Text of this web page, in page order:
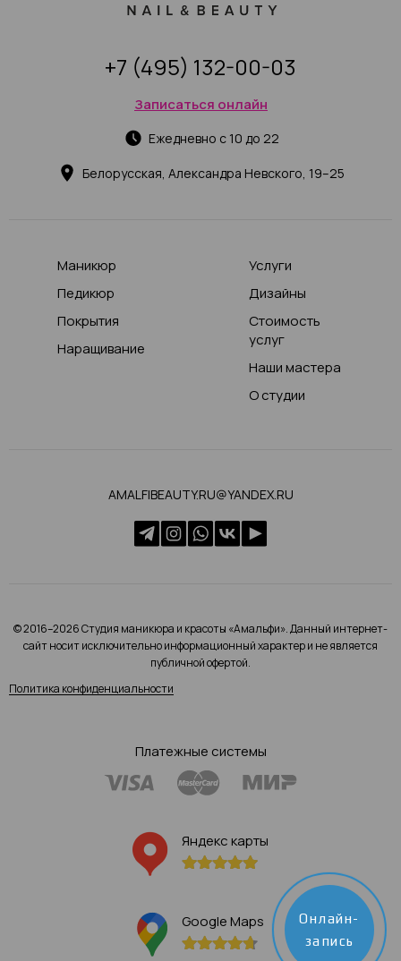
Белорусская, Александра Невского, 19–25
Ежедневно с 10 до 22
Записаться онлайн
+7 (495) 132-00-03
Маникюр
Педикюр
Покрытия
Наращивание
Услуги
Дизайны
Стоимость
услуг
Наши мастера
О студии
AMALFIBEAUTY.RU@YANDEX.RU
© 2016–2026 Студия маникюра и красоты «Амальфи». Данный интернет-
сайт носит исключительно информационный характер и не является
публичной офертой.
Политика конфиденциальности
Платежные системы
Яндекс карты
Google Maps
Онлайн-
запись